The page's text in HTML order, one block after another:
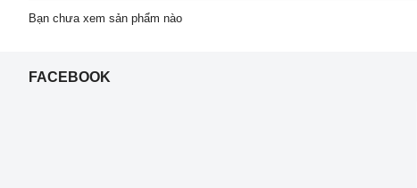
Bạn chưa xem sản phẩm nào
FACEBOOK